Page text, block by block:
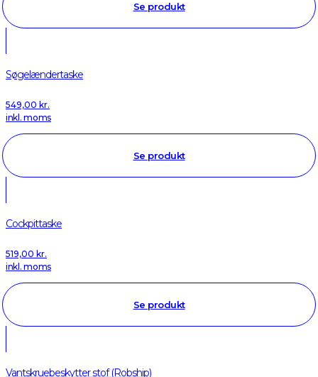
Se produkt
Søgelændertaske
549,00 kr.
inkl. moms
Se produkt
Cockpittaske
519,00 kr.
inkl. moms
Se produkt
Vantskruebeskytter stof (Robship)